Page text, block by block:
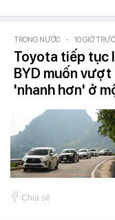
TRONG NƯỚC - 10 GIỜ
Toyota tiếp tục
BYD muốn
'nhanh hơn' ở
Chia sẻ